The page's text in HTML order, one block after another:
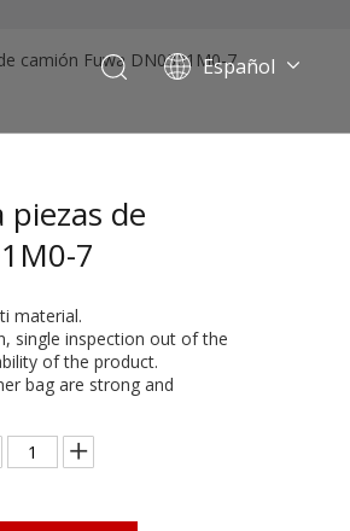
Español
Pусский
camión Fuwa DN0301M0-7
piezas de
7
material.
single inspection out of the
of the product.
bag are strong and